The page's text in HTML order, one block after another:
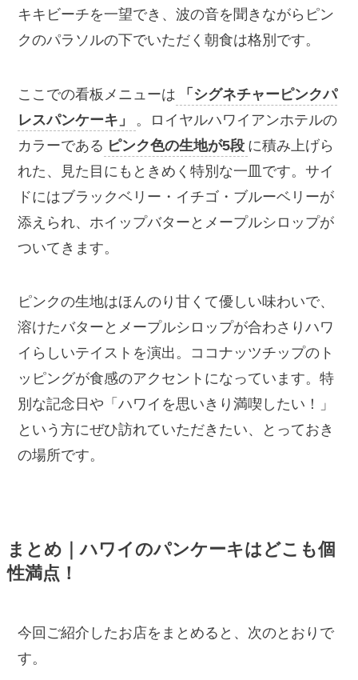
キキビーチを一望でき、波の音を聞きながらピン
クのパラソルの下でいただく朝食は格別です。
ここでの看板メニューは
「シグネチャーピンクパ
レスパンケーキ」
。ロイヤルハワイアンホテルの
カラーである ピンク色の生地が5段 に積み上げら
れた、見た目にもときめく特別な一皿です。サイ
ドにはブラックベリー・イチゴ・ブルーベリーが
添えられ、ホイップバターとメープルシロップが
ついてきます。
ピンクの生地はほんのり甘くて優しい味わいで、
溶けたバターとメープルシロップが合わさりハワ
イらしいテイストを演出。ココナッツチップのト
ッピングが食感のアクセントになっています。特
別な記念日や「ハワイを思いきり満喫したい！」
という方にぜひ訪れていただきたい、とっておき
の場所です。
まとめ｜ハワイのパンケーキはどこも個
性満点！
今回ご紹介したお店をまとめると、次のとおりで
す。